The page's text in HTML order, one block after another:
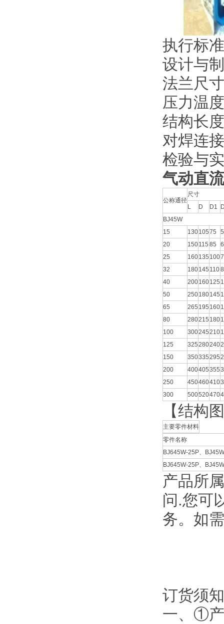
执行标准
设计与
法兰尺
压力温
结构长
对焊连
检验与
气动直
公称通径
尺寸
L
D D1
BJ45W
15
13010575
20
150115 85
25
160135 100
32
180145 110
40
200160125
50
250180145
65
265 195 160
80
280215 180
100
300245210
125
325280240
150
350335295
200
400405355
250
450460410
300
500520470
【结构
主要零件材料
零件名称
BJ645W-25P、
BJ645W-25P、
产品所
问.您可
务。如
订货须
一、①